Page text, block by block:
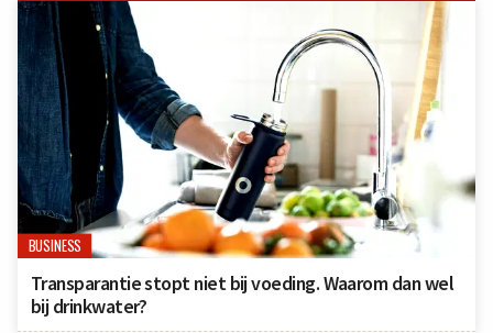
BUSINESS
Transparantie stopt niet bij voeding. Waarom dan wel
bij drinkwater?